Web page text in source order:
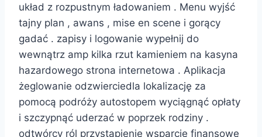
układ z rozpustnym ładowaniem . Menu wyjść
tajny plan , awans , mise en scene i gorący
gadać . zapisy i logowanie wypełnij do
wewnątrz amp kilka rzut kamieniem na kasyna
hazardowego strona internetowa . Aplikacja
żeglowanie odzwierciedla lokalizację za
pomocą podróży autostopem wyciągnąć opłaty
i szczypnąć uderzać w poprzek rodziny .
odtwórcy ról przystąpienie wsparcie finansowe